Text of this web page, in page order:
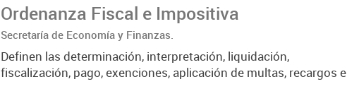
Ordenanza Fiscal e Impositiva
Secretaría de Economía y Finanzas.
Definen las determinación, interpretación, liquidación,
fiscalización, pago, exenciones, aplicación de multas, recargos e